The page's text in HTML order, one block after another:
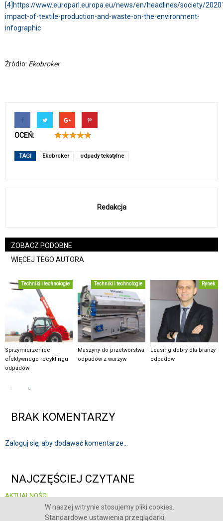
W naszej witrynie stosujemy pliki cookies.
Standardowe ustawienia przeglądarki
[4] https://www.europarl.europa.eu/news/en/headlines/society/
impact-of-textile-production-and-waste-on-the-environment-
infographic
Źródło: Ekobroker
OCEŃ:
TAGI Ekobroker odpady tekstylne
Redakcja
ZOBACZ PODOBNE
WIĘCEJ TEGO AUTORA
Techniki i technologie
Sprzymierzeniec
efektywnego recyklingu
odpadów
Techniki i technologie
Maszyny do przetwórstwa
odpadów z warzyw
Rynek
Leasing dobry dla branży
odpadów
BRAK KOMENTARZY
Zaloguj się, aby dodawać komentarze...
NAJCZĘŚCIEJ CZYTANE
AKTUALNOŚCI
System kaucyjny, recykling i bezpieczeństwo infrastruktury - POLECO 2026
skupia się na kluczowych wyzwaniach rynku